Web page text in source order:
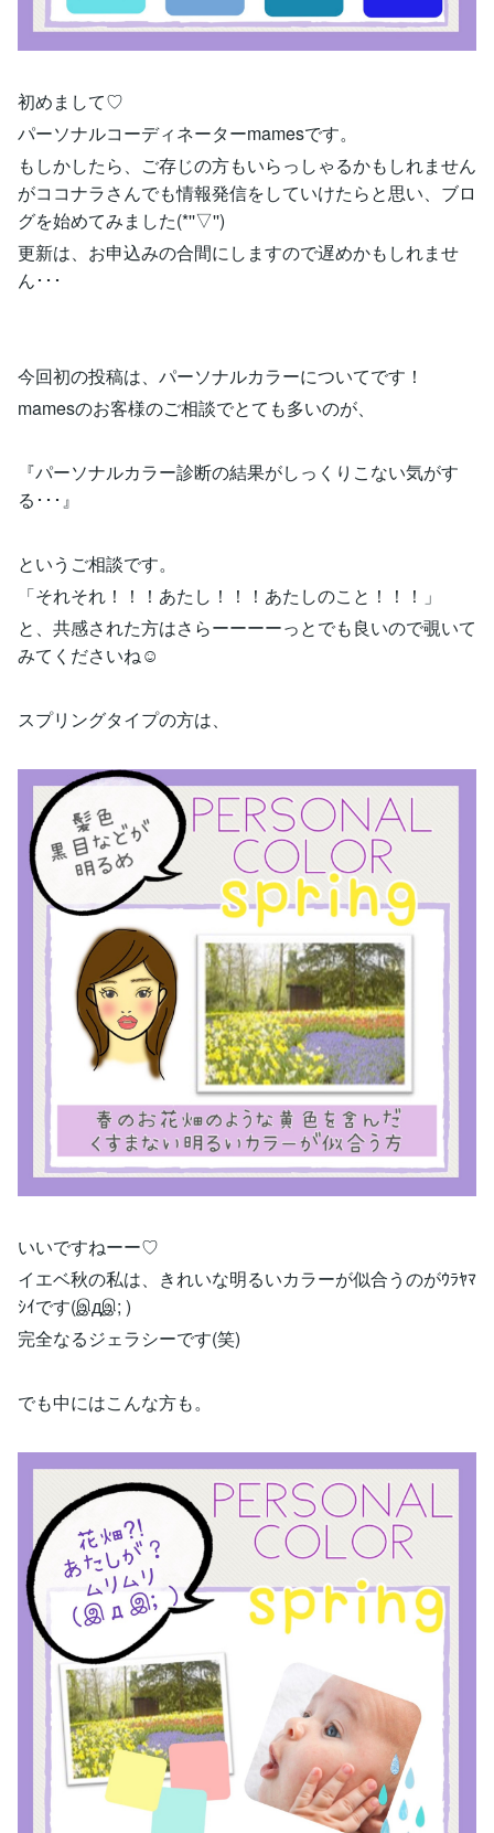
初めまして♡
パーソナルコーディネーターmamesです。
もしかしたら、ご存じの方もいらっしゃるかもしれません
がココナラさんでも情報発信をしていけたらと思い、ブロ
グを始めてみました(*''▽'')
更新は、お申込みの合間にしますので遅めかもしれませ
ん･･･
今回初の投稿は、パーソナルカラーについてです！
mamesのお客様のご相談でとても多いのが、
『パーソナルカラー診断の結果がしっくりこない気がす
る･･･』
というご相談です。
「それそれ！！！あたし！！！あたしのこと！！！」
と、共感された方はさらーーーーっとでも良いので覗いて
みてくださいね☺
スプリングタイプの方は、
いいですねーー♡
イエベ秋の私は、きれいな明るいカラーが似合うのがｳﾗﾔﾏ
ｼｲです(இдஇ; )
完全なるジェラシーです(笑)
でも中にはこんな方も。